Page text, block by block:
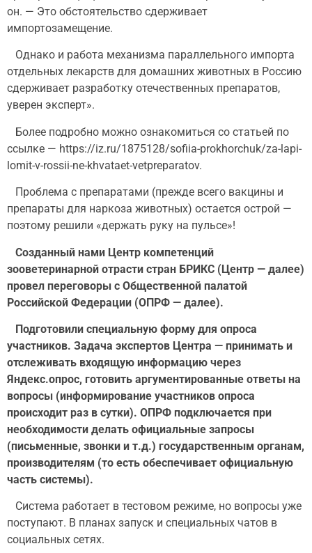
он. — Это обстоятельство сдерживает
импортозамещение.
Однако и работа механизма параллельного импорта
отдельных лекарств для домашних животных в Россию
сдерживает разработку отечественных препаратов,
уверен эксперт».
Более подробно можно ознакомиться со статьей по
ссылке — https://iz.ru/1875128/sofiia-prokhorchuk/za-lapi-
lomit-v-rossii-ne-khvataet-vetpreparatov.
Проблема с препаратами (прежде всего вакцины и
препараты для наркоза животных) остается острой —
поэтому решили «держать руку на пульсе»!
Созданный нами Центр компетенций
зооветеринарной отрасти стран БРИКС (Центр — далее)
провел переговоры с Общественной палатой
Российской Федерации (ОПРФ — далее).
Подготовили специальную форму для опроса
участников. Задача экспертов Центра — принимать и
отслеживать входящую информацию через
Яндекс.опрос, готовить аргументированные ответы на
вопросы (информирование участников опроса
происходит раз в сутки). ОПРФ подключается при
необходимости делать официальные запросы
(письменные, звонки и т.д.) государственным органам,
производителям (то есть обеспечивает официальную
часть системы).
Система работает в тестовом режиме, но вопросы уже
поступают. В планах запуск и специальных чатов в
социальных сетях.